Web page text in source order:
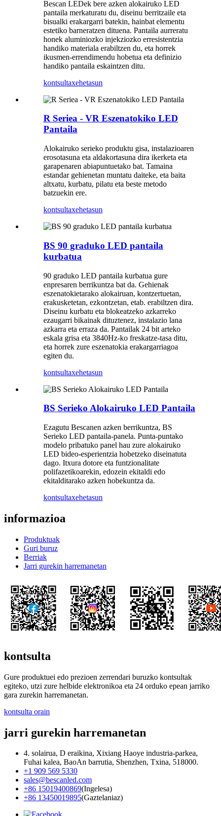
Bescan LEDek bere azken alokairuko LED
pantaila merkaturatu du, diseinu berritzaile eta
bisualki erakargarri batekin, hainbat elementu
estetiko barneratzen dituena. Pantaila aurreratu
honek aluminiozko injekziozko erresistentzia
handiko materiala erabiltzen du, eta horrek
ikusmen-errendimendu hobetua eta definizio
handiko pantaila eskaintzen ditu.
kontsultaxehetasun
R Seriea - VR Eszenatokiko LED
Pantaila
Alokairuko serieko produktu gisa, instalazioaren
erosotasuna eta aldakortasuna dira ikerketa eta
garapenaren abiapuntuetako bat. Tamaina
estandar gehienetan muntatu daiteke, eta baita
altxatu, kurbatu, pilatu eta beste metodo
batzuekin ere.
kontsultaxehetasun
BS 90 graduko LED pantaila
kurbatua
90 graduko LED pantaila kurbatua gure
enpresaren berrikuntza bat da. Gehienak
eszenatokietarako alokairuan, kontzertuetan,
erakusketetan, ezkontzetan, etab. erabiltzen dira.
Diseinu kurbatu eta blokeatzeko azkarreko
ezaugarri bikainak dituztenez, instalazio lana
azkarra eta erraza da. Pantailak 24 bit arteko
eskala grisa eta 3840Hz-ko freskatze-tasa ditu,
eta horrek zure eszenatokia erakargarriagoa
egiten du.
kontsultaxehetasun
BS Serieko Alokairuko LED Pantaila
Ezagutu Bescanen azken berrikuntza, BS
Serieko LED pantaila-panela. Punta-puntako
modelo pribatuko panel hau zure alokairuko
LED bideo-esperientzia hobetzeko diseinatuta
dago. Itxura dotore eta funtzionalitate
polifazetikoarekin, edozein ekitaldi edo
ekitalditarako azken hobekuntza da.
kontsultaxehetasun
informazioa
Produktuak
Guri buruz
Berriak
Jarri gurekin harremanetan
kontsulta
Gure produktuei edo prezioen zerrendari buruzko kontsultak
egiteko, utzi zure helbide elektronikoa eta 24 orduko epean jarriko
gara zurekin harremanetan.
kontsulta orain
jarri gurekin harremanetan
4. solairua, D eraikina, Xixiang Haoye industria-parkea,
Fuhai kalea, BaoAn barrutia, Shenzhen, Txina, 518000.
+1 909 569 5330
sales@bescanled.com
+86 15019400869(Ingelesa)
+86 13450019895(Gaztelaniaz)